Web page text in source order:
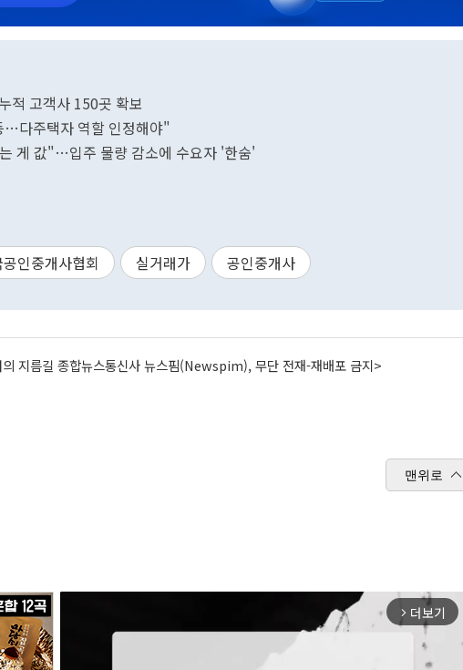
적 고객사 150곳 확보
…다주택자 역할 인정해야"
게 값"…입주 물량 감소에 수요자 '한숨'
인중개사협회 실거래가 공인중개사
지름길 종합뉴스통신사 뉴스핌(Newspim), 무단 전재-재배포 금지>
맨위로
arrow_forward_ios 더보기